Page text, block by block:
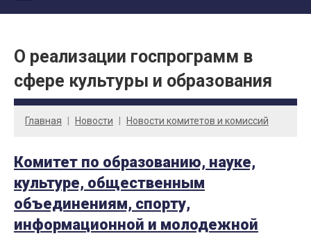
О реализации госпрограмм в
сфере культуры и образования
Главная Новости Новости комитетов и комиссий
Комитет по образованию, науке,
культуре, общественным
объединениям, спорту,
информационной и молодежной